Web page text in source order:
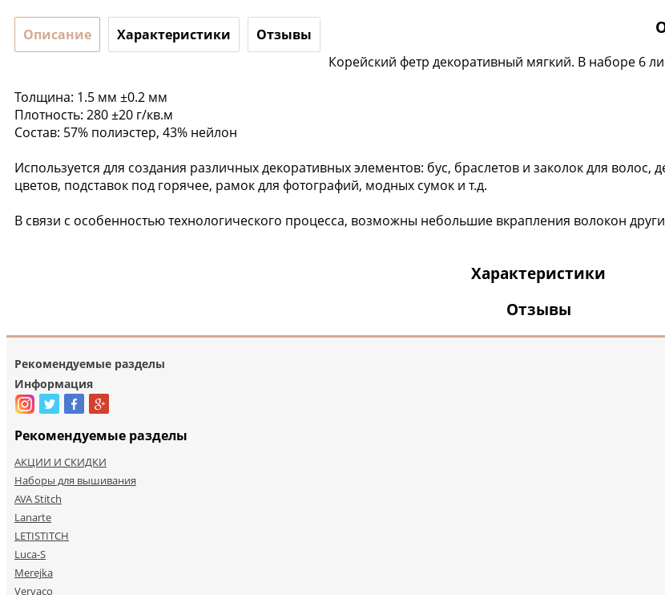
Описание Характеристики Отзывы
Корейский фетр декоративный мягкий. В наборе 6
Толщина: 1.5 мм ±0.2 мм
Плотность: 280 ±20 г/кв.м
Состав: 57% полиэстер, 43% нейлон
Используется для создания различных декоративных элементов: бус, браслетов и заколок для
цветов, подставок под горячее, рамок для фотографий, модных сумок и т.д.
В связи с особенностью технологического процесса, возможны небольшие вкрапления волокон
Характеристики
Отзывы
Рекомендуемые разделы
Информация
Рекомендуемые разделы
АКЦИИ И СКИДКИ
Наборы для вышивания
AVA Stitch
Lanarte
LETISTITCH
Luca-S
Merejka
Vervaco